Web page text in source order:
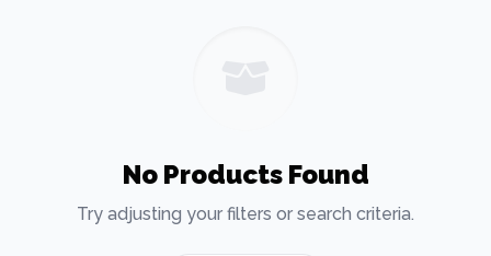
No Products Found
Try adjusting your filters or search criteria.